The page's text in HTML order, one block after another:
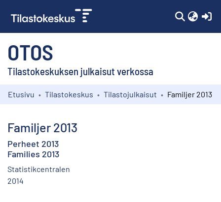
OTOS
Tilastokeskuksen julkaisut verkossa
Selaa
Etusivu Tilastokeskus Tilastojulkaisut Familjer 2013
Familjer 2013
Perheet 2013
Families 2013
Statistikcentralen
2014